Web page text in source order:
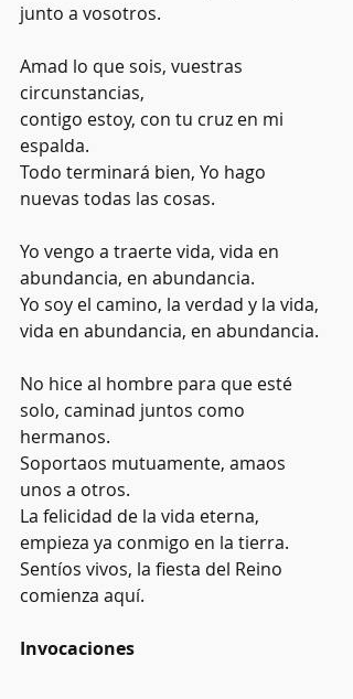
junto a vosotros.
Amad lo que sois, vuestras
circunstancias,
contigo estoy, con tu cruz en mi
espalda.
Todo terminará bien, Yo hago
nuevas todas las cosas.
Yo vengo a traerte vida, vida en
abundancia, en abundancia.
Yo soy el camino, la verdad y la vida,
vida en abundancia, en abundancia.
No hice al hombre para que esté
solo, caminad juntos como
hermanos.
Soportaos mutuamente, amaos
unos a otros.
La felicidad de la vida eterna,
empieza ya conmigo en la tierra.
Sentíos vivos, la fiesta del Reino
comienza aquí.
Invocaciones